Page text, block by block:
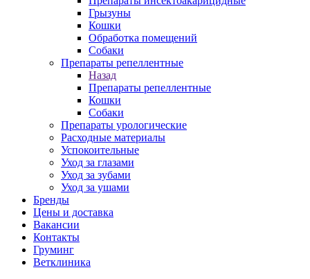
Грызуны
Кошки
Обработка помещений
Собаки
Препараты репеллентные
Назад
Препараты репеллентные
Кошки
Собаки
Препараты урологические
Расходные материалы
Успокоительные
Уход за глазами
Уход за зубами
Уход за ушами
Бренды
Цены и доставка
Вакансии
Контакты
Груминг
Ветклиника